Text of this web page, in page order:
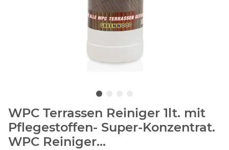
WPC Terrassen Reiniger 1lt. mit
Pflegestoffen- Super-Konzentrat.
WPC Reiniger...